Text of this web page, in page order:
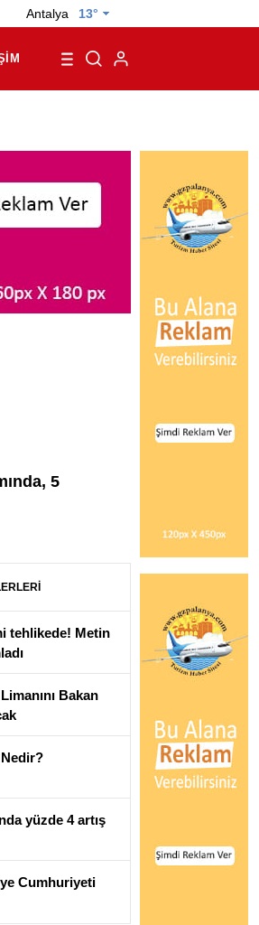
Antalya 13°
5
tehlikede! Metin
Bakan
yüzde 4 artış
Cumhuriyeti